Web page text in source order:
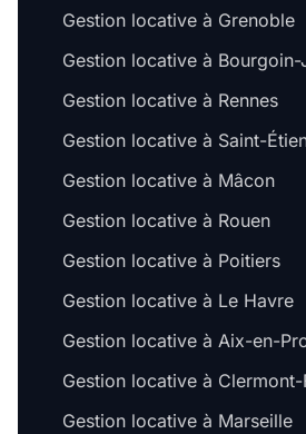
Gestion locative à Grenoble
Gestion locative à Bourgoin-
Gestion locative à Rennes
Gestion locative à Saint-
Gestion locative à Mâcon
Gestion locative à Rouen
Gestion locative à Poitiers
Gestion locative à Le Havre
Gestion locative à Aix-en-
Gestion locative à Clermont-
Gestion locative à Marseille